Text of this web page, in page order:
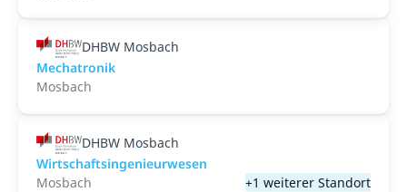
DHBW Mosbach
Mechatronik
Mosbach
DHBW Mosbach
Wirtschaftsingenieurwesen
Mosbach
+1 weiterer Standort